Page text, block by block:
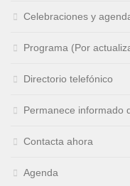
Celebraciones y
Programa (Por
Directorio telefónico
Permanece informado
Contacta ahora
Agenda